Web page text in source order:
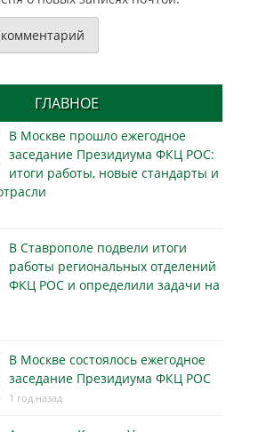
ГЛАВНОЕ
В Москве прошло ежегодное
заседание Президиума ФКЦ РОС:
итоги работы, новые стандарты и
В Ставрополе подвели итоги
работы региональных отделений
ФКЦ РОС и определили задачи на
В Москве состоялось ежегодное
заседание Президиума ФКЦ РОС
1 год назад